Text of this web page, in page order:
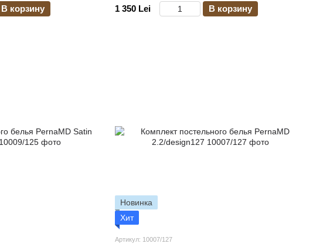
В корзину
1 350 Lei
В корзину
Новинка
Хит
Артикул: 10007/127